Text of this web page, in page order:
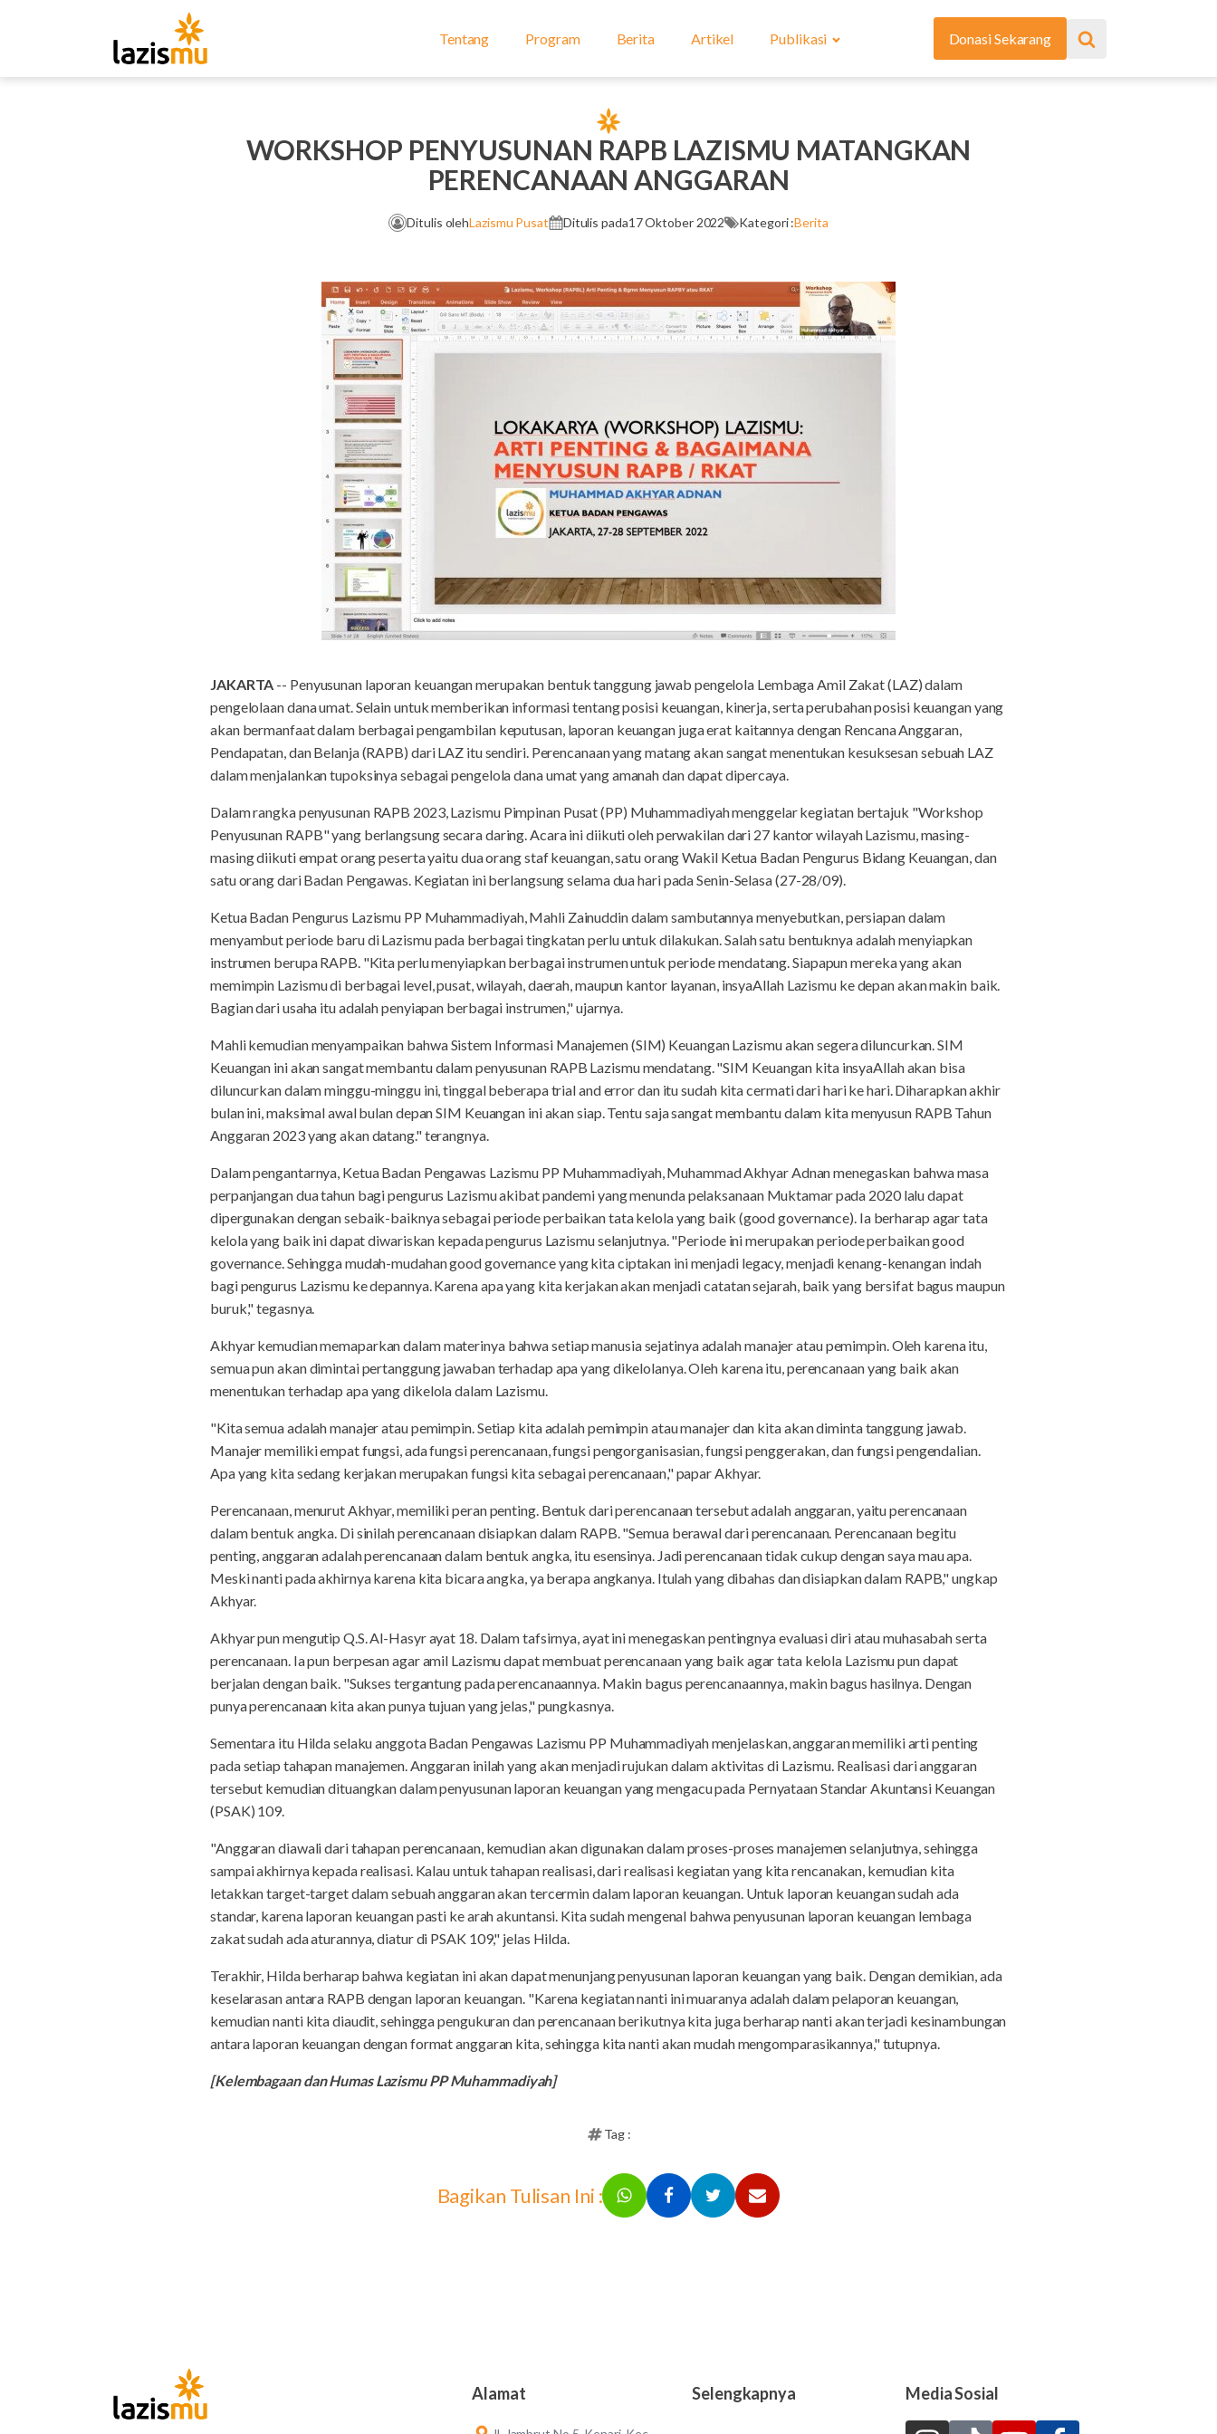
Tentang Program Berita Artikel Publikasi Donasi Sekarang
WORKSHOP PENYUSUNAN RAPB LAZISMU MATANGKAN
PERENCANAAN ANGGARAN
Ditulis olehLazismu Pusat Ditulis pada17 Oktober 2022 Kategori :Berita
JAKARTA -- Penyusunan laporan keuangan merupakan bentuk tanggung jawab pengelola Lembaga Amil Zakat (LAZ) dalam
pengelolaan dana umat. Selain untuk memberikan informasi tentang posisi keuangan, kinerja, serta perubahan posisi keuangan yang
akan bermanfaat dalam berbagai pengambilan keputusan, laporan keuangan juga erat kaitannya dengan Rencana Anggaran,
Pendapatan, dan Belanja (RAPB) dari LAZ itu sendiri. Perencanaan yang matang akan sangat menentukan kesuksesan sebuah LAZ
dalam menjalankan tupoksinya sebagai pengelola dana umat yang amanah dan dapat dipercaya.
Dalam rangka penyusunan RAPB 2023, Lazismu Pimpinan Pusat (PP) Muhammadiyah menggelar kegiatan bertajuk "Workshop
Penyusunan RAPB" yang berlangsung secara daring. Acara ini diikuti oleh perwakilan dari 27 kantor wilayah Lazismu, masing-
masing diikuti empat orang peserta yaitu dua orang staf keuangan, satu orang Wakil Ketua Badan Pengurus Bidang Keuangan, dan
satu orang dari Badan Pengawas. Kegiatan ini berlangsung selama dua hari pada Senin-Selasa (27-28/09).
Ketua Badan Pengurus Lazismu PP Muhammadiyah, Mahli Zainuddin dalam sambutannya menyebutkan, persiapan dalam
menyambut periode baru di Lazismu pada berbagai tingkatan perlu untuk dilakukan. Salah satu bentuknya adalah menyiapkan
instrumen berupa RAPB. "Kita perlu menyiapkan berbagai instrumen untuk periode mendatang. Siapapun mereka yang akan
memimpin Lazismu di berbagai level, pusat, wilayah, daerah, maupun kantor layanan, insyaAllah Lazismu ke depan akan makin baik.
Bagian dari usaha itu adalah penyiapan berbagai instrumen," ujarnya.
Mahli kemudian menyampaikan bahwa Sistem Informasi Manajemen (SIM) Keuangan Lazismu akan segera diluncurkan. SIM
Keuangan ini akan sangat membantu dalam penyusunan RAPB Lazismu mendatang. "SIM Keuangan kita insyaAllah akan bisa
diluncurkan dalam minggu-minggu ini, tinggal beberapa trial and error dan itu sudah kita cermati dari hari ke hari. Diharapkan akhir
bulan ini, maksimal awal bulan depan SIM Keuangan ini akan siap. Tentu saja sangat membantu dalam kita menyusun RAPB Tahun
Anggaran 2023 yang akan datang." terangnya.
Dalam pengantarnya, Ketua Badan Pengawas Lazismu PP Muhammadiyah, Muhammad Akhyar Adnan menegaskan bahwa masa
perpanjangan dua tahun bagi pengurus Lazismu akibat pandemi yang menunda pelaksanaan Muktamar pada 2020 lalu dapat
dipergunakan dengan sebaik-baiknya sebagai periode perbaikan tata kelola yang baik (good governance). Ia berharap agar tata
kelola yang baik ini dapat diwariskan kepada pengurus Lazismu selanjutnya. "Periode ini merupakan periode perbaikan good
governance. Sehingga mudah-mudahan good governance yang kita ciptakan ini menjadi legacy, menjadi kenang-kenangan indah
bagi pengurus Lazismu ke depannya. Karena apa yang kita kerjakan akan menjadi catatan sejarah, baik yang bersifat bagus maupun
buruk," tegasnya.
Akhyar kemudian memaparkan dalam materinya bahwa setiap manusia sejatinya adalah manajer atau pemimpin. Oleh karena itu,
semua pun akan dimintai pertanggung jawaban terhadap apa yang dikelolanya. Oleh karena itu, perencanaan yang baik akan
menentukan terhadap apa yang dikelola dalam Lazismu.
"Kita semua adalah manajer atau pemimpin. Setiap kita adalah pemimpin atau manajer dan kita akan diminta tanggung jawab.
Manajer memiliki empat fungsi, ada fungsi perencanaan, fungsi pengorganisasian, fungsi penggerakan, dan fungsi pengendalian.
Apa yang kita sedang kerjakan merupakan fungsi kita sebagai perencanaan," papar Akhyar.
Perencanaan, menurut Akhyar, memiliki peran penting. Bentuk dari perencanaan tersebut adalah anggaran, yaitu perencanaan
dalam bentuk angka. Di sinilah perencanaan disiapkan dalam RAPB. "Semua berawal dari perencanaan. Perencanaan begitu
penting, anggaran adalah perencanaan dalam bentuk angka, itu esensinya. Jadi perencanaan tidak cukup dengan saya mau apa.
Meski nanti pada akhirnya karena kita bicara angka, ya berapa angkanya. Itulah yang dibahas dan disiapkan dalam RAPB," ungkap
Akhyar.
Akhyar pun mengutip Q.S. Al-Hasyr ayat 18. Dalam tafsirnya, ayat ini menegaskan pentingnya evaluasi diri atau muhasabah serta
perencanaan. Ia pun berpesan agar amil Lazismu dapat membuat perencanaan yang baik agar tata kelola Lazismu pun dapat
berjalan dengan baik. "Sukses tergantung pada perencanaannya. Makin bagus perencanaannya, makin bagus hasilnya. Dengan
punya perencanaan kita akan punya tujuan yang jelas," pungkasnya.
Sementara itu Hilda selaku anggota Badan Pengawas Lazismu PP Muhammadiyah menjelaskan, anggaran memiliki arti penting
pada setiap tahapan manajemen. Anggaran inilah yang akan menjadi rujukan dalam aktivitas di Lazismu. Realisasi dari anggaran
tersebut kemudian dituangkan dalam penyusunan laporan keuangan yang mengacu pada Pernyataan Standar Akuntansi Keuangan
(PSAK) 109.
"Anggaran diawali dari tahapan perencanaan, kemudian akan digunakan dalam proses-proses manajemen selanjutnya, sehingga
sampai akhirnya kepada realisasi. Kalau untuk tahapan realisasi, dari realisasi kegiatan yang kita rencanakan, kemudian kita
letakkan target-target dalam sebuah anggaran akan tercermin dalam laporan keuangan. Untuk laporan keuangan sudah ada
standar, karena laporan keuangan pasti ke arah akuntansi. Kita sudah mengenal bahwa penyusunan laporan keuangan lembaga
zakat sudah ada aturannya, diatur di PSAK 109," jelas Hilda.
Terakhir, Hilda berharap bahwa kegiatan ini akan dapat menunjang penyusunan laporan keuangan yang baik. Dengan demikian, ada
keselarasan antara RAPB dengan laporan keuangan. "Karena kegiatan nanti ini muaranya adalah dalam pelaporan keuangan,
kemudian nanti kita diaudit, sehingga pengukuran dan perencanaan berikutnya kita juga berharap nanti akan terjadi kesinambungan
antara laporan keuangan dengan format anggaran kita, sehingga kita nanti akan mudah mengomparasikannya," tutupnya.
[Kelembagaan dan Humas Lazismu PP Muhammadiyah]
Tag :
Bagikan Tulisan Ini :
Alamat Selengkapnya Media Sosial